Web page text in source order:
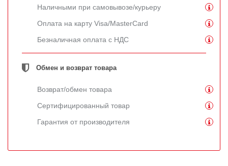
Наличными при самовывозе/курьеру
Оплата на карту Visa/MasterCard
Безналичная оплата с НДС
Обмен и возврат товара
Возврат/обмен товара
Сертифицированный товар
Гарантия от производителя